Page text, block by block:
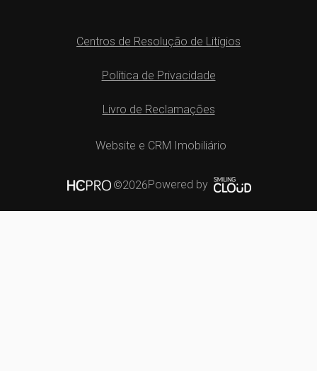
Centros de Resolução de Litígios
Política de Privacidade
Livro de Reclamações
Website e CRM Imobiliário
©2026Powered by